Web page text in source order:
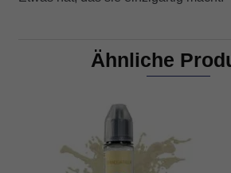
Ähnliche